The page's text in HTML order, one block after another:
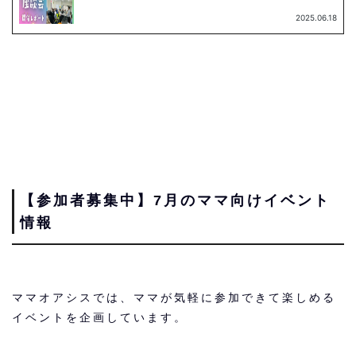
【参加者募集中】7月のママ向けイベント
情報
ママオアシスでは、ママが気軽に参加できて楽しめる
イベントを企画しています。